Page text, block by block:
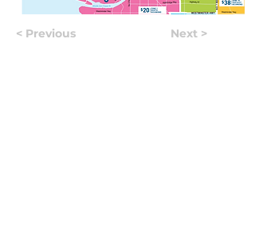
< Previous Next >